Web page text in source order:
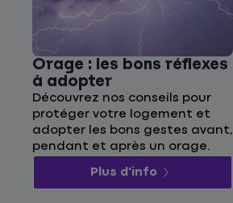
Orage : les bons réflexes
à adopter
Découvrez nos conseils pour
protéger votre logement et
adopter les bons gestes avant,
pendant et après un orage.
Plus d'info